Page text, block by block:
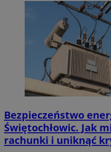
Bezpieczeństwo
Świętochłowic. Jak
rachunki i uniknąć